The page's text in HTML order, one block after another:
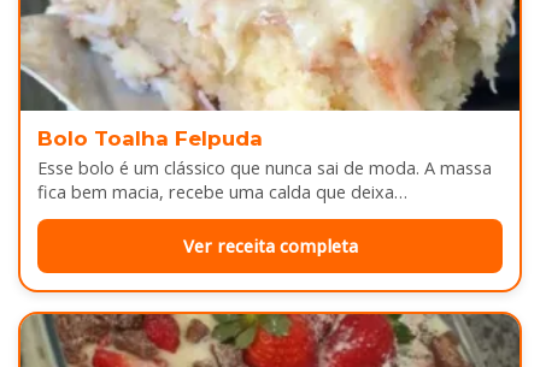
Bolo Toalha Felpuda
Esse bolo é um clássico que nunca sai de moda. A massa
fica bem macia, recebe uma calda que deixa…
Ver receita completa